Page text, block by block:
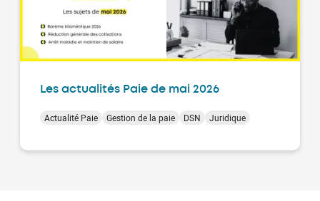
Les actualités Paie de mai 2026
Actualité Paie Gestion de la paie DSN Juridique